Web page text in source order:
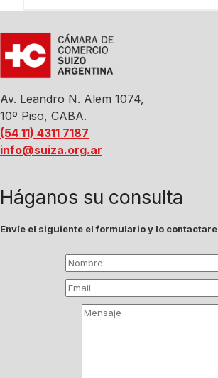
Av. Leandro N. Alem 1074,
10º Piso, CABA.
(54 11) 4311 7187
info@suiza.org.ar
Háganos su consulta
Envíe el siguiente el formulario y lo